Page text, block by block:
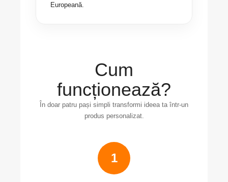
Europeană.
Cum
funcționează?
În doar patru pași simpli transformi ideea ta într-un
produs personalizat.
1